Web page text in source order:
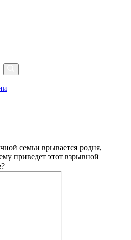
семьи врывается родня,
приведет этот взрывной